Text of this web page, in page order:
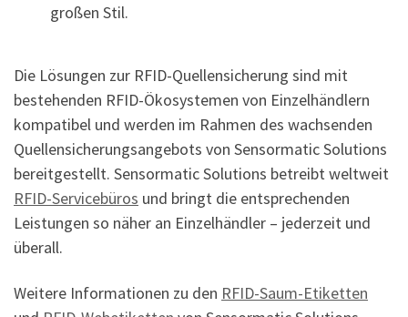
großen Stil.
Die Lösungen zur RFID-Quellensicherung sind mit
bestehenden RFID-Ökosystemen von Einzelhändlern
kompatibel und werden im Rahmen des wachsenden
Quellensicherungsangebots von Sensormatic Solutions
bereitgestellt. Sensormatic Solutions betreibt weltweit
RFID-Servicebüros und bringt die entsprechenden
Leistungen so näher an Einzelhändler – jederzeit und
überall.
Weitere Informationen zu den RFID-Saum-Etiketten